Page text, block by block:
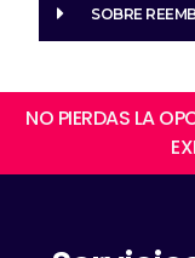
SOBRE
NO PIERDAS LA